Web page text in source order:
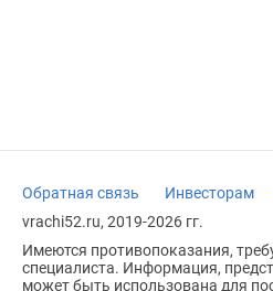
Обратная связь Инвесторам
vrachi52.ru, 2019-2026 гг.
Имеются противопоказания,
специалиста. Информация,
может быть использована для